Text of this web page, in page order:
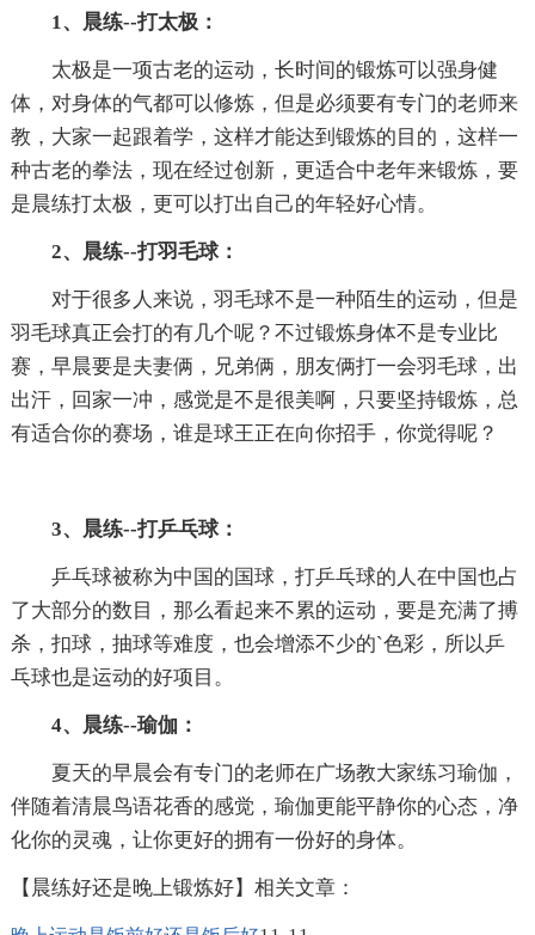
1、晨练--打太极：
太极是一项古老的运动，长时间的锻炼可以强身健
体，对身体的气都可以修炼，但是必须要有专门的老师来
教，大家一起跟着学，这样才能达到锻炼的目的，这样一
种古老的拳法，现在经过创新，更适合中老年来锻炼，要
是晨练打太极，更可以打出自己的年轻好心情。
2、晨练--打羽毛球：
对于很多人来说，羽毛球不是一种陌生的运动，但是
羽毛球真正会打的有几个呢？不过锻炼身体不是专业比
赛，早晨要是夫妻俩，兄弟俩，朋友俩打一会羽毛球，出
出汗，回家一冲，感觉是不是很美啊，只要坚持锻炼，总
有适合你的赛场，谁是球王正在向你招手，你觉得呢？
3、晨练--打乒乓球：
乒乓球被称为中国的国球，打乒乓球的人在中国也占
了大部分的数目，那么看起来不累的运动，要是充满了搏
杀，扣球，抽球等难度，也会增添不少的`色彩，所以乒
乓球也是运动的好项目。
4、晨练--瑜伽：
夏天的早晨会有专门的老师在广场教大家练习瑜伽，
伴随着清晨鸟语花香的感觉，瑜伽更能平静你的心态，净
化你的灵魂，让你更好的拥有一份好的身体。
【晨练好还是晚上锻炼好】相关文章：